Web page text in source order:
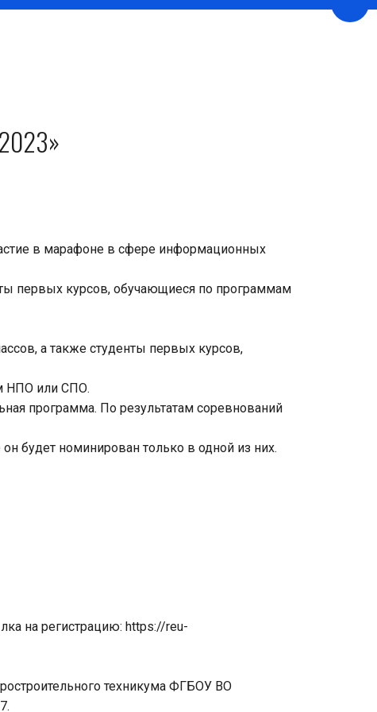
в марафоне в сфере информационных
первых курсов, обучающиеся по программам
а также студенты первых курсов,
НПО или СПО.
программа. По результатам соревнований
будет номинирован только в одной из них.
на регистрацию: https://reu-
техникума ФГБОУ ВО